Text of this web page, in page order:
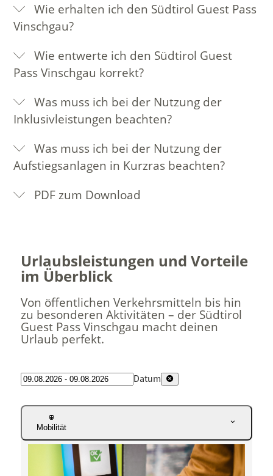
Wie erhalten ich den Südtirol Guest Pass
Vinschgau?
Wie entwerte ich den Südtirol Guest
Pass Vinschgau korrekt?
Was muss ich bei der Nutzung der
Inklusivleistungen beachten?
Was muss ich bei der Nutzung der
Aufstiegsanlagen in Kurzras beachten?
PDF zum Download
Urlaubsleistungen und Vorteile
im Überblick
Von öffentlichen Verkehrsmitteln bis hin
zu besonderen Aktivitäten – der Südtirol
Guest Pass Vinschgau macht deinen
Urlaub perfekt.